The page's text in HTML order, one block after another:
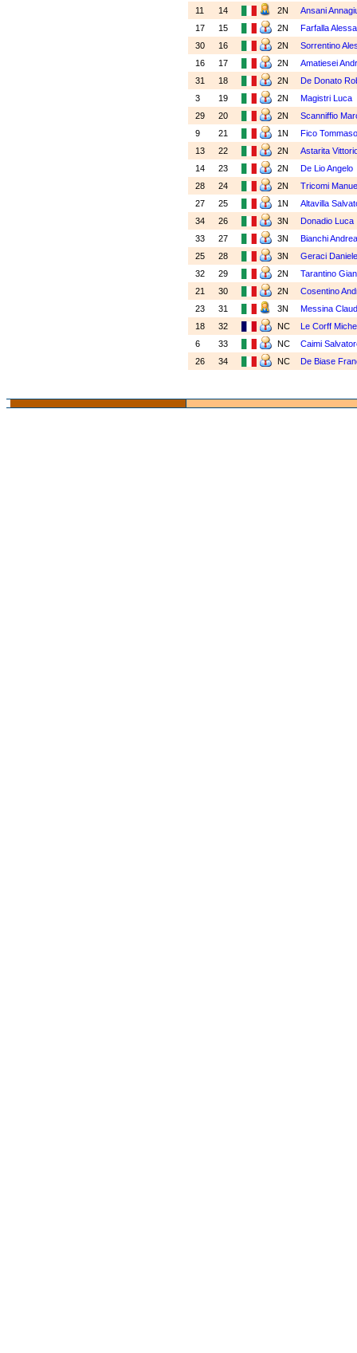
11
14 2N
Ansani
17
15 2N
Farfalla
30
16 2N
Sorrentino
16
17 2N
Amatiesei
31
18 2N
De Donato
3
19 2N
Magistri Luca
29
20 2N
Scanniffio
9
21 1N
Fico Tommaso
13
22 2N
Astarita
14
23 2N
De Lio Angelo
28
24 2N
Tricomi
27
25 1N
Altavilla
34
26 3N
Donadio Luca
33
27 3N
Bianchi Andrea
25
28 3N
Geraci Daniele
32
29 2N
Tarantino
21
30 2N
Cosentino
23
31 3N
Messina
18
32 NC
Le Corff
6
33 NC
Caimi
26
34 NC De Biase